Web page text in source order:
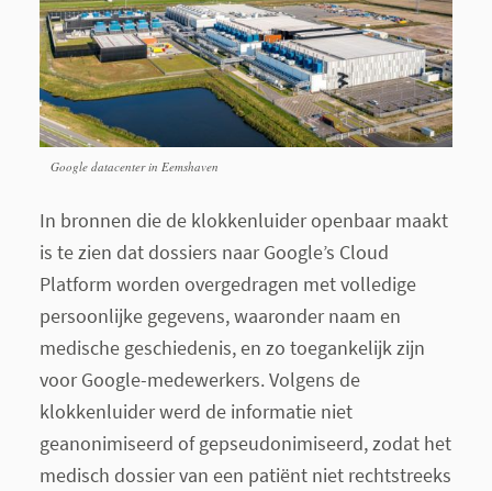
Google datacenter in Eemshaven
In bronnen die de klokkenluider openbaar maakt
is te zien dat dossiers naar Google’s Cloud
Platform worden overgedragen met volledige
persoonlijke gegevens, waaronder naam en
medische geschiedenis, en zo toegankelijk zijn
voor Google-medewerkers. Volgens de
klokkenluider werd de informatie niet
geanonimiseerd of gepseudonimiseerd, zodat het
medisch dossier van een patiënt niet rechtstreeks